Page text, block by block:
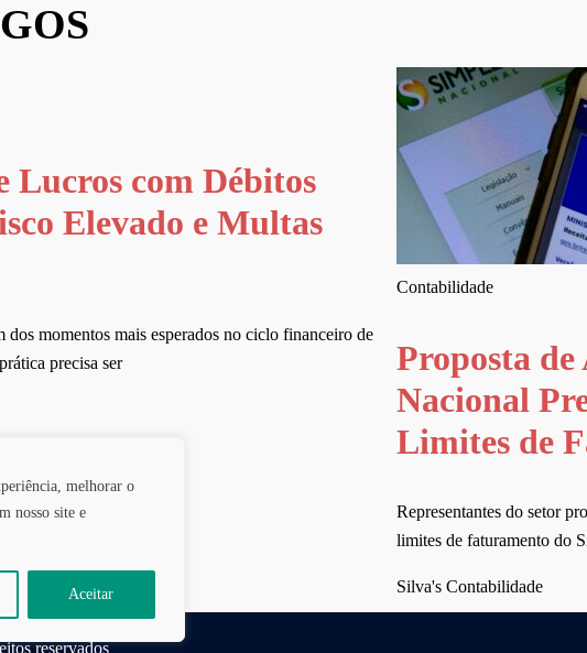
melhorar o
nosso site e
Aceitar
Lucros com Débitos
Elevado e Multas
momentos mais esperados no ciclo financeiro de
precisa ser
Contabilidade
Proposta
Nacional
Limites de
Representantes do setor
limites de faturamento do
Silva's Contabilidade
reservados